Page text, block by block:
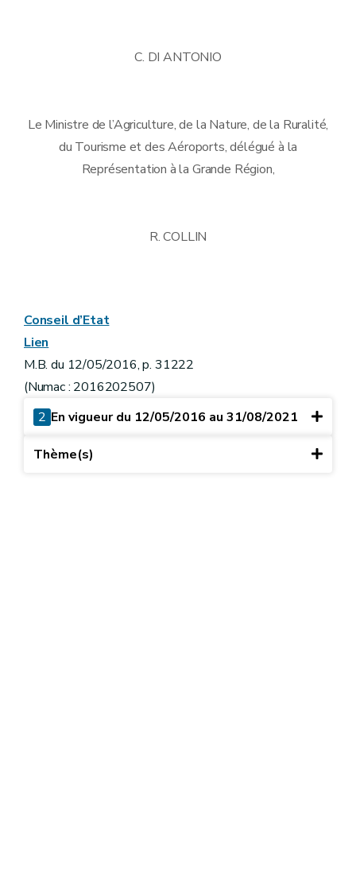
C. DI ANTONIO
Le Ministre de l’Agriculture, de la Nature, de la Ruralité,
du Tourisme et des Aéroports, délégué à la
Représentation à la Grande Région,
R. COLLIN
Conseil d’Etat
Lien
M.B. du 12/05/2016, p. 31222
(Numac : 2016202507)
2 En vigueur du 12/05/2016 au 31/08/2021
Thème(s)